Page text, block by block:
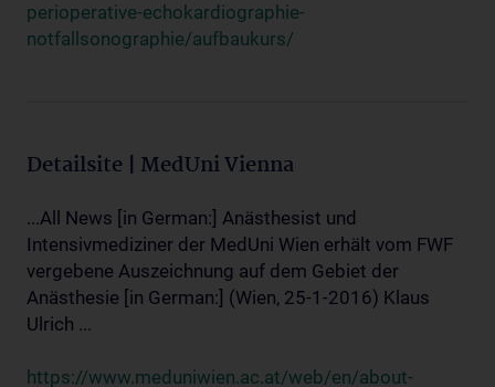
perioperative-echokardiographie-
notfallsonographie/aufbaukurs/
Detailsite | MedUni Vienna
...All News [in German:] Anästhesist und
Intensivmediziner der MedUni Wien erhält vom FWF
vergebene Auszeichnung auf dem Gebiet der
Anästhesie [in German:] (Wien, 25-1-2016) Klaus
Ulrich ...
https://www.meduniwien.ac.at/web/en/about-